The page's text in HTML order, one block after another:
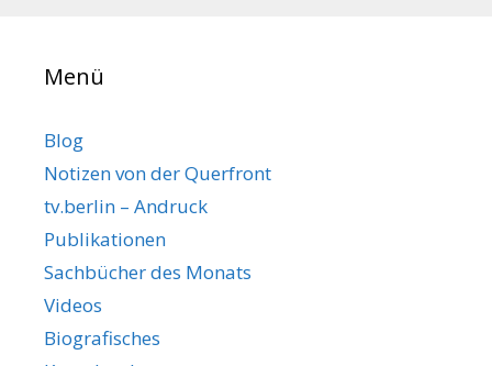
Menü
Blog
Notizen von der Querfront
tv.berlin – Andruck
Publikationen
Sachbücher des Monats
Videos
Biografisches